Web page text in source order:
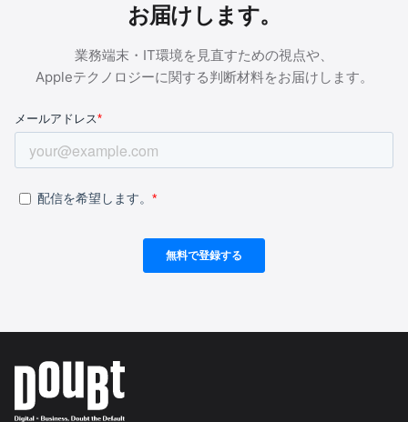
お届けします。
業務端末・IT環境を見直すための視点や、
Appleテクノロジーに関する判断材料をお届けします。